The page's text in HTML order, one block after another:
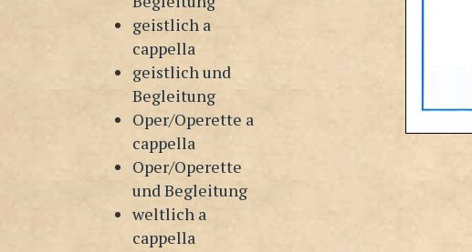
geistlich a
cappella
geistlich und
Begleitung
Oper/Operette a
cappella
Oper/Operette
und Begleitung
weltlich a
cappella